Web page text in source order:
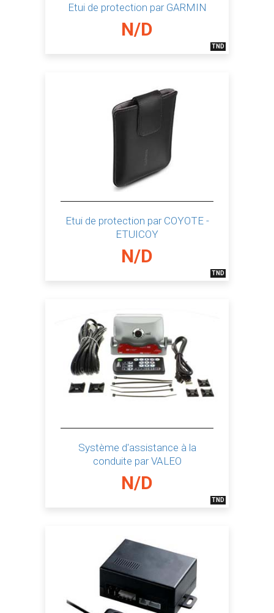
Etui de protection par GARMIN
N/D
TND
Etui de protection par COYOTE -
ETUICOY
N/D
TND
Système d'assistance à la
conduite par VALEO
N/D
TND